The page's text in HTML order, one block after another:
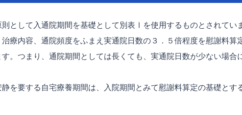
して入通院期間を基礎として別表Ⅰを使用するものとされてい
療内容、通院頻度をふまえ実通院日数の３．５倍程度を慰謝料算
。つまり、通院期間としては長くても、実通院日数が少ない場合
を要する自宅療養期間は、入院期間とみて慰謝料算定の基礎とす